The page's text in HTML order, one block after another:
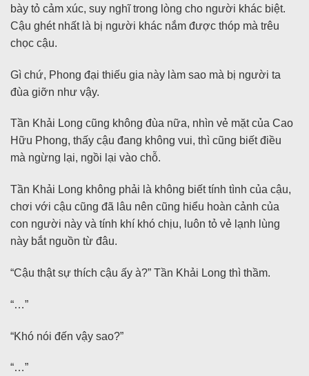
bày tỏ cảm xúc, suy nghĩ trong lòng cho người khác biệt.
Cậu ghét nhất là bị người khác nắm được thóp mà trêu
chọc cậu.
Gì chứ, Phong đại thiếu gia này làm sao mà bị người ta
đùa giỡn như vậy.
Tần Khải Long cũng không đùa nữa, nhìn vẻ mặt của Cao
Hữu Phong, thấy cậu đang không vui, thì cũng biết điều
mà ngừng lại, ngồi lại vào chỗ.
Tần Khải Long không phải là không biết tính tình của cậu,
chơi với cậu cũng đã lâu nên cũng hiểu hoàn cảnh của
con người này và tính khí khó chịu, luôn tỏ vẻ lạnh lùng
này bắt nguồn từ đâu.
“Cậu thật sự thích cậu ấy à?” Tần Khải Long thì thầm.
“…”
“Khó nói đến vậy sao?”
“…”